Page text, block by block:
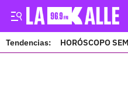
Tendencias: HORÓSCOPO